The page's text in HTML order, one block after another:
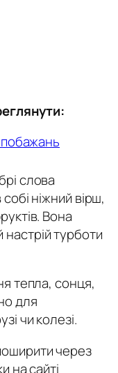
слова
ніжний вірш,
Вона
турботи
тепла, сонця,
для
чи колезі.
через
на сайті